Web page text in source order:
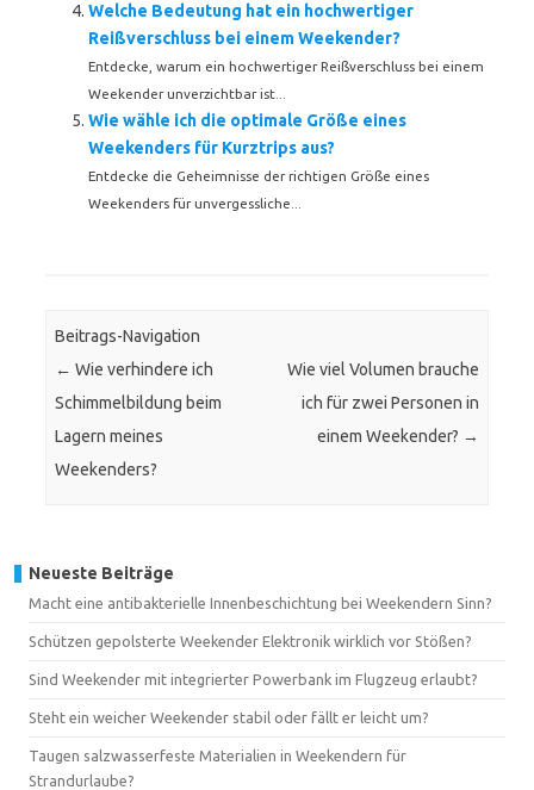
Welche Bedeutung hat ein hochwertiger
Reißverschluss bei einem Weekender?
Entdecke, warum ein hochwertiger Reißverschluss bei einem
Weekender unverzichtbar ist...
Wie wähle ich die optimale Größe eines
Weekenders für Kurztrips aus?
Entdecke die Geheimnisse der richtigen Größe eines
Weekenders für unvergessliche...
Beitrags-Navigation
← Wie verhindere ich
Schimmelbildung beim
Lagern meines
Weekenders?
Wie viel Volumen brauche
ich für zwei Personen in
einem Weekender? →
Neueste Beiträge
Macht eine antibakterielle Innenbeschichtung bei Weekendern Sinn?
Schützen gepolsterte Weekender Elektronik wirklich vor Stößen?
Sind Weekender mit integrierter Powerbank im Flugzeug erlaubt?
Steht ein weicher Weekender stabil oder fällt er leicht um?
Taugen salzwasserfeste Materialien in Weekendern für
Strandurlaube?